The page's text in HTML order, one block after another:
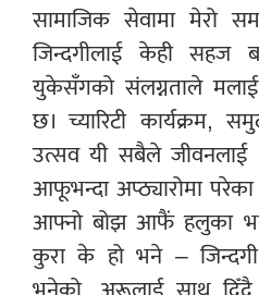
सामाजिक सेवामा मेरो
जिन्दगीलाई केही सहज
युकेसँगको संलग्नताले
छ। च्यारिटी कार्यक्रम,
उत्सव यी सबैले
आफूभन्दा अप्ठ्यारोमा
आफ्नो बोझ आफैं हलुका
कुरा के हो भने –